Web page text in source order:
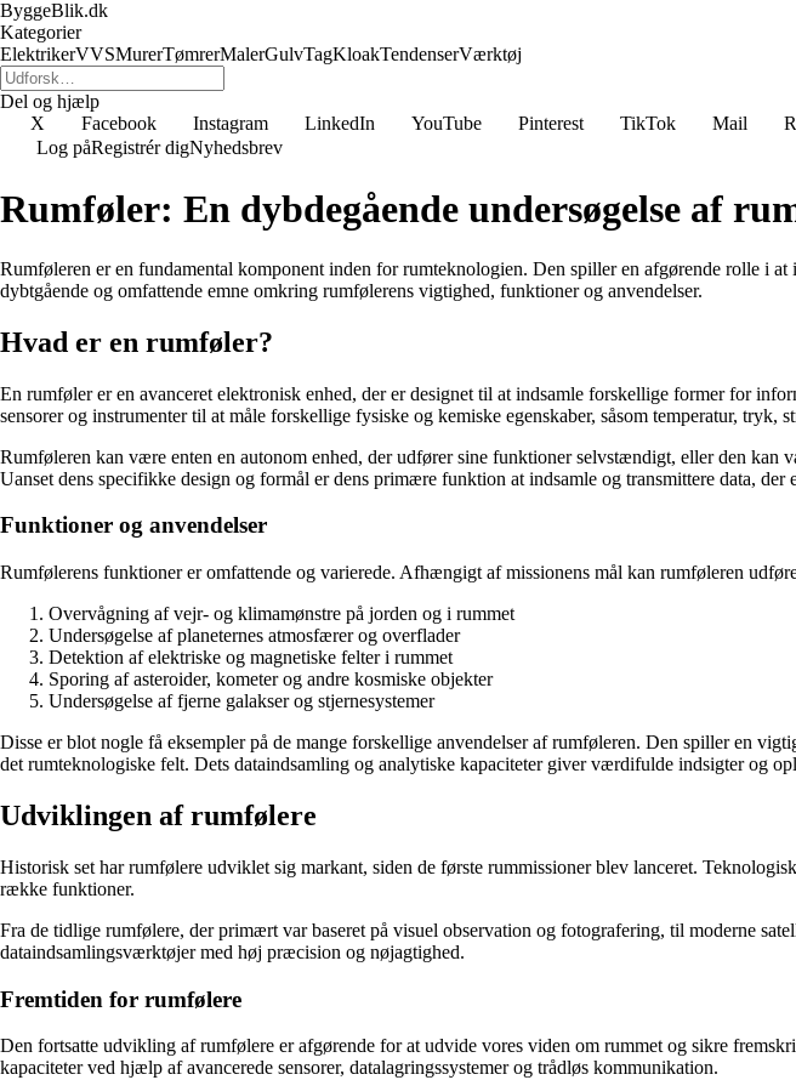
ByggeBlik.dk
Kategorier
ElektrikerVVSMurerTømrerMalerGulvTagKloakTendenserVærktøj
Del og hjælp
X
Facebook Instagram LinkedIn YouTube Pinterest TikTok Mail
Log påRegistrér digNyhedsbrev
Rumføler: En dybdegående undersøgelse af
Rumføleren er en fundamental komponent inden for rumteknologien. Den spiller en afgørende rolle i
dybtgående og omfattende emne omkring rumfølerens vigtighed, funktioner og anvendelser.
Hvad er en rumføler?
En rumføler er en avanceret elektronisk enhed, der er designet til at indsamle forskellige former for
sensorer og instrumenter til at måle forskellige fysiske og kemiske egenskaber, såsom temperatur, tryk,
Rumføleren kan være enten en autonom enhed, der udfører sine funktioner selvstændigt, eller den kan
Uanset dens specifikke design og formål er dens primære funktion at indsamle og transmittere data,
Funktioner og anvendelser
Rumfølerens funktioner er omfattende og varierede. Afhængigt af missionens mål kan rumføleren
Overvågning af vejr- og klimamønstre på jorden og i rummet
Undersøgelse af planeternes atmosfærer og overflader
Detektion af elektriske og magnetiske felter i rummet
Sporing af asteroider, kometer og andre kosmiske objekter
Undersøgelse af fjerne galakser og stjernesystemer
Disse er blot nogle få eksempler på de mange forskellige anvendelser af rumføleren. Den spiller en
det rumteknologiske felt. Dets dataindsamling og analytiske kapaciteter giver værdifulde indsigter og
Udviklingen af rumfølere
Historisk set har rumfølere udviklet sig markant, siden de første rummissioner blev lanceret.
række funktioner.
Fra de tidlige rumfølere, der primært var baseret på visuel observation og fotografering, til moderne
dataindsamlingsværktøjer med høj præcision og nøjagtighed.
Fremtiden for rumfølere
Den fortsatte udvikling af rumfølere er afgørende for at udvide vores viden om rummet og sikre
kapaciteter ved hjælp af avancerede sensorer, datalagringssystemer og trådløs kommunikation.